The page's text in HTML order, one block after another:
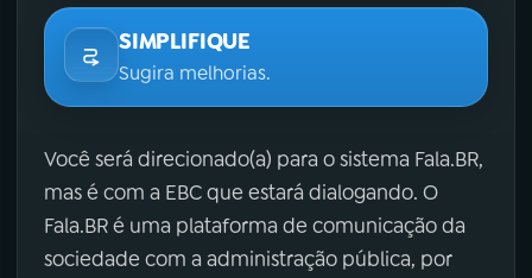
SIMPLIFIQUE
Sugira melhorias.
Você será direcionado(a) para o sistema Fala.BR,
mas é com a EBC que estará dialogando. O
Fala.BR é uma plataforma de comunicação da
sociedade com a administração pública, por